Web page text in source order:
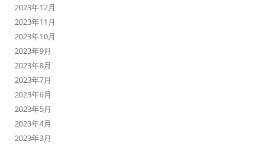
2023年12月
2023年11月
2023年10月
2023年9月
2023年8月
2023年7月
2023年6月
2023年5月
2023年4月
2023年3月